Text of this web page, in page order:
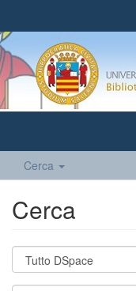
Cerca
Cerca